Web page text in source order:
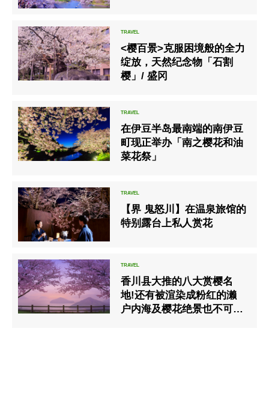
<樱百景>克服困境般的全力
绽放，天然纪念物「石割
樱」/ 盛冈
在伊豆半岛最南端的南伊豆
町现正举办「南之樱花和油
菜花祭」
【界 鬼怒川】在温泉旅馆的
特别露台上私人赏花
香川县大推的八大赏樱名
地!还有被渲染成粉红的濑
户内海及樱花绝景也不可错